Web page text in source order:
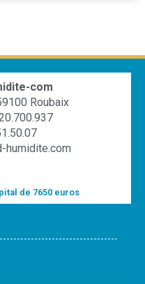
com
Roubaix
humidite.com
de 7650 euros